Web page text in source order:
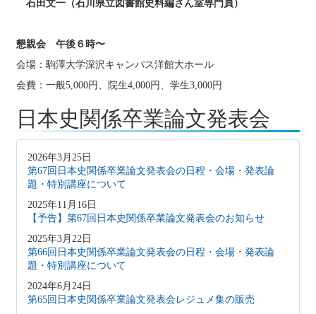
石田文一（石川県立図書館史料編さん室専門員）
懇親会
午後６時〜
会場：駒澤大学深沢キャンパス洋館大ホール
会費：一般5,000円、院生4,000円、学生3,000円
日本史関係卒業論文発表会
2026年3月25日
第67回日本史関係卒業論文発表会の日程・会場・発表論
題・特別講座について
2025年11月16日
【予告】第67回日本史関係卒業論文発表会のお知らせ
2025年3月22日
第66回日本史関係卒業論文発表会の日程・会場・発表論
題・特別講座について
2024年6月24日
第65回日本史関係卒業論文発表会レジュメ集の販売